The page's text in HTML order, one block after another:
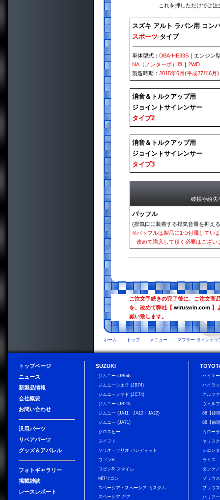
これを押しただけでは
スズキ アルト ラパン用 コン
スポーツ タイプ
車体型式：DBA-HE33S ｜エンジン
NA（ノンターボ）車 ｜2WD
製造時期：2015年6月(平成27年6月)
消音＆トルクアップ用
ジョイントサイレンサー
タイプ2
消音＆トルクアップ用
ジョイントサイレンサー
タイプ3
破損や紛失
バッフル
(排気口に装着する排気音量を抑え
※バッフルは製品に1つ付属してい
改めて購入して頂く必要はござい
ご注文手続きの完了後に、ご注文商
を、改めて弊社【wiruswin.com 】
願い致します。
ホーム トップ メニュー マフラー ラインナッ
トップページ
ニュース
新製品情報
会社概要
お問い合わせ
汎用パーツ
リペアパーツ
グッズ＆アパレル
フォトギャラリー
掲載雑誌
レースレポート
SUZUKI
ジムニー (JB64)
ジムニーシエラ (JB74)
ジムニーノマド (JC74)
ジムニー (JB23)
ジムニー (JA11・JA12・JA22)
ジムニー (JA71)
クロスビー
スイフト
ソリオ・ソリオ バンディット
ワゴンR
ワゴンR スマイル
MRワゴン
スペーシア・スペーシア カスタム
スペーシア ギア
ハイエ
ハイラ
アルフ
ヴェル
86【後
86【前
カロー
ヤリス
シエンタ
ライズ
タンク
プリウス
プリウ
ハリアー